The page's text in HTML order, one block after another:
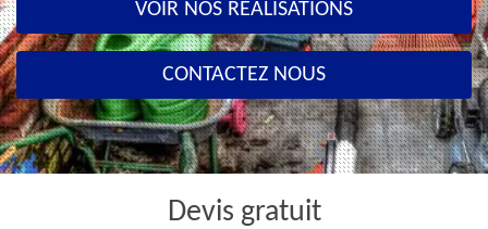
VOIR NOS RÉALISATIONS
CONTACTEZ NOUS
Devis gratuit